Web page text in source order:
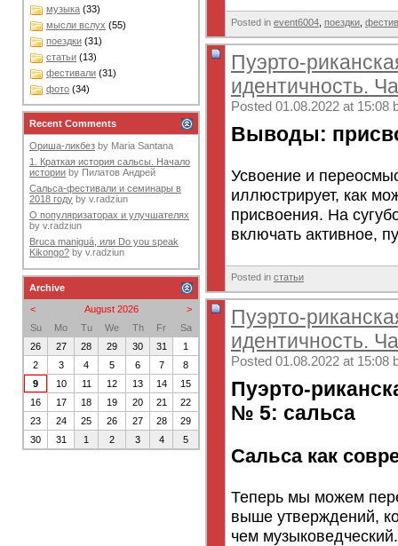
Posted in event6004 поездки
Пуэрто-
идентичность.
Posted 01.08.2022 at 15:08
Выводы:
Усвоение и
иллюстрирует, как
присвоения. На
включать активное,
Posted in статьи
Пуэрто-
идентичность.
Posted 01.08.2022 at 15:08
Пуэрто-
№ 5: сальса
Сальса как
Теперь мы можем
выше утверждений,
чем
музыка (33)
мысли вслух (55)
поездки (31)
статьи (13)
фестивали (31)
фото (34)
Recent Comments
Ориша-ликбез by Maria Santana
1. Краткая история сальсы. Начало
истории by Пилатов Андрей
Сальса-фестивали и семинары в
2018 году by v.radziun
О популяризаторах и улучшателях
by v.radziun
Bruca maniguá, или Do you speak
Kikongo? by v.radziun
Archive
<
>
August 2026
Su
Mo Tu We Th Fr
Sa
26
27 28 29 30 31
1
2
3 4 5 6 7
8
9
10 11 12 13 14
15
16
17 18 19 20 21
22
23
24 25 26 27 28
29
30
31 1 2 3 4 5